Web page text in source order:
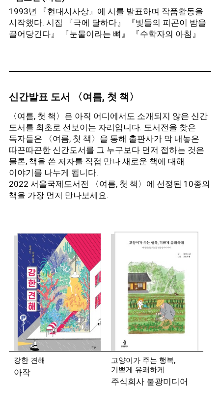
1993년 『현대시사상』에 시를 발표하며 작품활동을
시작했다. 시집 『극에 달하다』 『빛들의 피곤이 밤을
끌어당긴다』 『눈물이라는 뼈』 『수학자의 아침』
1993년 『작가세계』 여름호에 시를 발표하며
작품활동을 시작했다. 장편소설 『가면을 가리키며
걷기』 『7번국도 Revisited』 『사랑이라니, 선영아』
『꾿빠이, 이상』 『네가 누구든 얼마나 외롭든』
『밤은 노래한다』 『원더보이』 『파도가 바다의
일이라면』 『일곱 해의 마지막』, 소설집 『스무 살』
『내가 아직 아이였을 때』 『나는 유령작가입니다』
『세계의 끝 여자친구』 『사월의 미, 칠월의 솔』,
산문집 『청춘의 문장들』 『여행할 권리』 『우리가
◾ 김이설 (소설가)
2006년 서울신문 신춘문예에 단편소설이 당선되며
작품활동을 시작했다. 소설집 『아무도 말하지 않는
것들』 『오늘처럼 고요히』 『잃어버린 이름에게』,
경장편소설 『나쁜 피』 『환영』 『선화』 『우리의
정류장과 필사의 밤』 등이 있다.
◾ 문태준 (시인)
1994년 『문예중앙』 신인문학상을 받으며
작품활동을 시작했다. 시집 『수런거리는 뒤란』
『맨발』 『가재미』 『그늘의 발달』 『먼 곳』
『우리들의 마지막 얼굴』 『내가 사모하는 일에 무슨
끝이 있나요』 『아침은 생각한다』, 산문집 『느림보
마음』 『바람이 불면 바람이 부는 나무가 되지요』
신간발표 도서 〈여름, 첫 책〉
〈여름, 첫 책〉은 아직 어디에서도 소개되지 않은 신간
도서를 최초로 선보이는 자리입니다. 도서전을 찾은
독자들은 〈여름, 첫 책〉을 통해 출판사가 막 내놓은
따끈따끈한 신간도서를 그 누구보다 먼저 접하는 것은
물론, 책을 쓴 저자를 직접 만나 새로운 책에 대해
이야기를 나누게 됩니다.
2022 서울국제도서전 〈여름, 첫 책〉에 선정된 10종의
책을 가장 먼저 만나보세요.
강한 견해
아작
고양이가 주는 행복,
기쁘게 유쾌하게
주식회사 불광미디어